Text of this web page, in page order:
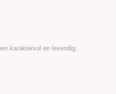
karaktervol en levendig…